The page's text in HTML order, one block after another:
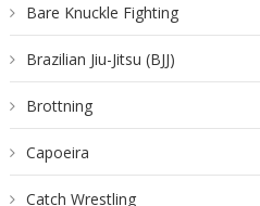
Bare Knuckle Fighting
Brazilian Jiu-Jitsu (BJJ)
Brottning
Capoeira
Catch Wrestling